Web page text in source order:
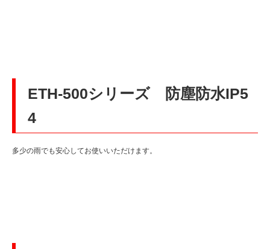
ETH-500シリーズ 防塵防水IP5
4
多少の雨でも安心してお使いいただけます。